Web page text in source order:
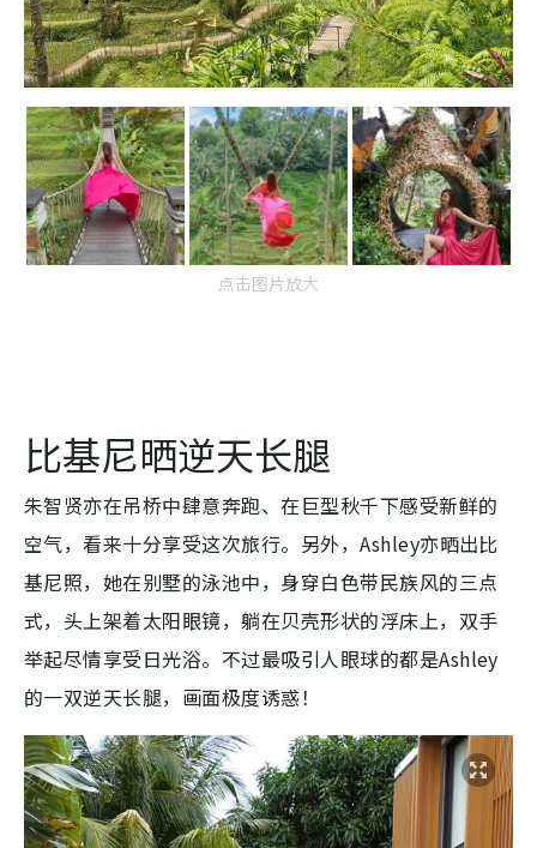
点击图片放大
比基尼晒逆天长腿
朱智贤亦在吊桥中肆意奔跑、在巨型秋千下感受新鲜的
空气，看来十分享受这次旅行。另外，Ashley亦晒出比
基尼照，她在别墅的泳池中，身穿白色带民族风的三点
式，头上架着太阳眼镜，躺在贝壳形状的浮床上，双手
举起尽情享受日光浴。不过最吸引人眼球的都是Ashley
的一双逆天长腿，画面极度诱惑！